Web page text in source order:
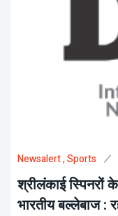
Newsalert, Sports
श्रीलंकाई स्पिनरों
भारतीय बल्लेबाज :